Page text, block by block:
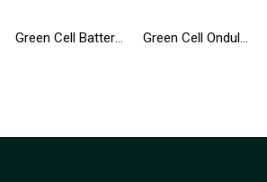
Green Cell Batterie AS10D31 AS10D41 AS10D51 AS10D71 pour Acer Aspire 5741 5741G 5742 5742G 5750 5750G E1-521 E1-531 E1-571 Green Cell Onduleur UPS 2000VA 1200W Alimentation d'énergie Non interruptible avec écran LCD + Nouveau Logiciel